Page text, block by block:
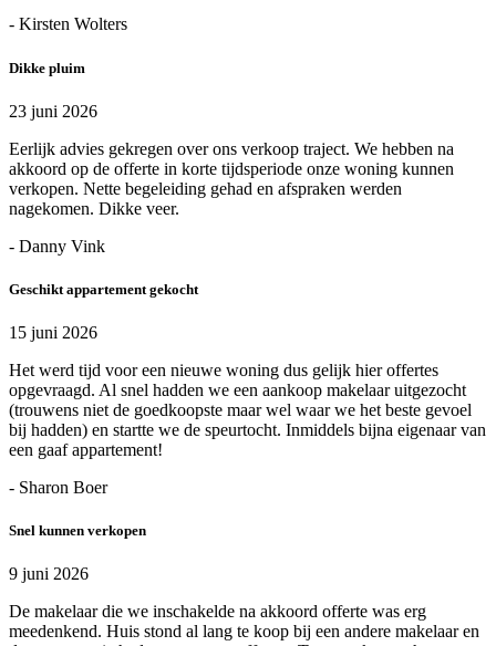
- Kirsten Wolters
Dikke pluim
23 juni 2026
Eerlijk advies gekregen over ons verkoop traject. We hebben na
akkoord op de offerte in korte tijdsperiode onze woning kunnen
verkopen. Nette begeleiding gehad en afspraken werden
nagekomen. Dikke veer.
- Danny Vink
Geschikt appartement gekocht
15 juni 2026
Het werd tijd voor een nieuwe woning dus gelijk hier offertes
opgevraagd. Al snel hadden we een aankoop makelaar uitgezocht
(trouwens niet de goedkoopste maar wel waar we het beste gevoel
bij hadden) en startte we de speurtocht. Inmiddels bijna eigenaar van
een gaaf appartement!
- Sharon Boer
Snel kunnen verkopen
9 juni 2026
De makelaar die we inschakelde na akkoord offerte was erg
meedenkend. Huis stond al lang te koop bij een andere makelaar en